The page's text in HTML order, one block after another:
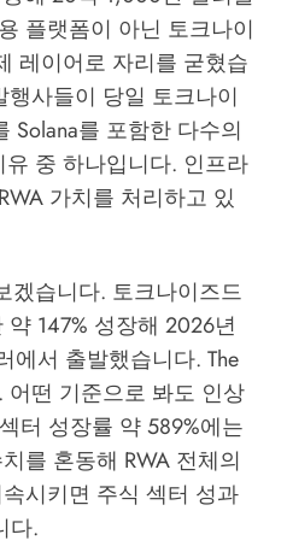
플랫폼이 아닌 토크나이
레이어로 자리를 굳혔습
사들이 당일 토크나이
Solana를 포함한 다수의
중 하나입니다. 인프라
가치를 처리하고 있
겠습니다. 토크나이즈드
147% 성장해 2026년
에서 출발했습니다. The
떤 기준으로 봐도 인상
터 성장률 약 589%에는
를 혼동해 RWA 전체의
시키면 주식 섹터 성과
다.